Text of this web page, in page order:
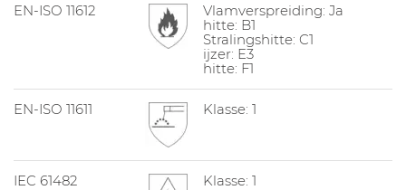
EN-ISO 11612
Vlamverspreiding: Ja
hitte: B1
Stralingshitte: C1
ijzer: E3
hitte: F1
EN-ISO 11611 Klasse: 1
IEC 61482 Klasse: 1